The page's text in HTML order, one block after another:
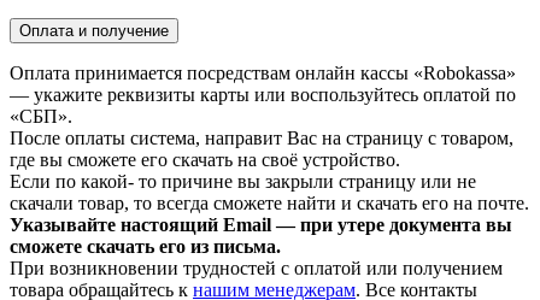
Оплата и получение
Оплата принимается посредствам онлайн кассы «Robokassa»
— укажите реквизиты карты или воспользуйтесь оплатой по
«СБП».
После оплаты система, направит Вас на страницу с товаром,
где вы сможете его скачать на своё устройство.
Если по какой- то причине вы закрыли страницу или не
скачали товар, то всегда сможете найти и скачать его на почте.
Указывайте настоящий Email — при утере документа вы
сможете скачать его из письма.
При возникновении трудностей с оплатой или получением
товара обращайтесь к нашим менеджерам. Все контакты